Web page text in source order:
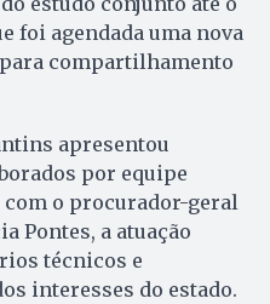
foi agendada uma nova
compartilhamento
apresentou
por equipe
o procurador-geral
Pontes, a atuação
técnicos e
interesses do estado.